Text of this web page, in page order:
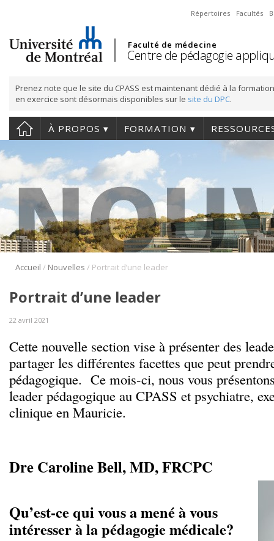
Répertoires Facultés
Faculté de médecine
Centre de pédagogie
Prenez note que le site du CPASS est maintenant dédié à la
en exercice sont désormais disponibles sur le site du DPC.
À PROPOS FORMATION
Accueil / Nouvelles / Portrait d’une leader
Portrait d’une leader
22 avril 2021
Cette nouvelle section vise à présenter des
partager les différentes facettes que peut
pédagogique. Ce mois-ci, nous vous
leader pédagogique au CPASS et psychiatre,
clinique en Mauricie.
Dre Caroline Bell, MD, FRCPC
Qu’est-ce qui vous a mené à vous
intéresser à la pédagogie médicale?